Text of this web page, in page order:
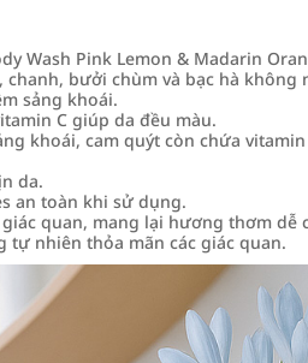
Wash Pink Lemon & Madarin
bưởi chùm và bạc hà không
sảng khoái.
C giúp da đều màu.
khoái, cam quýt còn chứa
da.
an toàn khi sử dụng.
quan, mang lại hương thơm dễ
tự nhiên thỏa mãn các giác quan.